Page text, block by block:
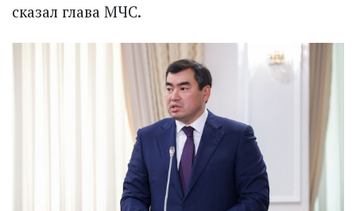
сказал глава МЧС.